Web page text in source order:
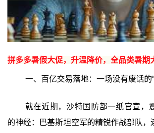
拼多多暑假大促，升温降价，全品类暑期
一、百亿交易落地：一场没有废话的
就在近期，沙特国防部一纸官宣，
的神经：巴基斯坦空军的精锐作战部队，